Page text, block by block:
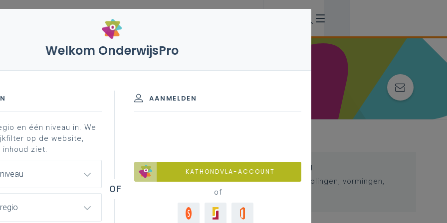
vakken en leerplannen 2de graad
- D-finaliteit
Literatuur, onderzoek, interessante websites
...
Professionalisering
Overzicht van nascholingen, vormingen,
Welkom OnderwijsPro
AANMELDEN
KATHONDVLA-ACCOUNT
of
en één niveau in. We
op de website,
ziet.